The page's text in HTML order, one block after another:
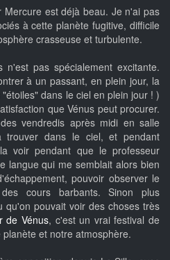
Mercure est déjà beau. Je n'ai pas
à cette planète fugitive, difficile
crasseuse et turbulente.
n'est pas spécialement excitante.
à un passant, en plein jour, la
dans le ciel en plein jour ! )
que Vénus peut procurer.
vendredis après midi en salle
trouver dans le ciel, et pendant
voir pendant que le professeur
langue qui me semblait alors bien
pouvoir observer le
cours barbants. Sinon plus
qu'on pouvait voir des choses très
de Vénus, c'est un vrai festival de
et notre atmosphère.